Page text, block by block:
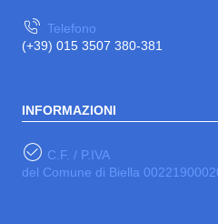
Telefono
(+39) 015 3507 380-381
INFORMAZIONI
C.F. / P.IVA
del Comune di Biella